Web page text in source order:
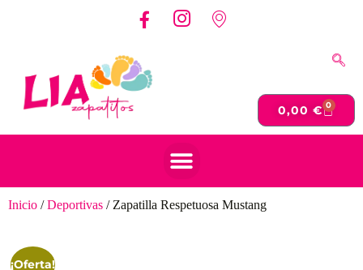
0,00€ 0
Inicio /Deportivas / Zapatilla Respetuosa Mustang
¡Oferta!